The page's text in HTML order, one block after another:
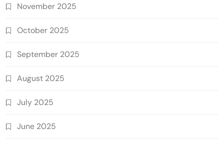
November 2025
October 2025
September 2025
August 2025
July 2025
June 2025